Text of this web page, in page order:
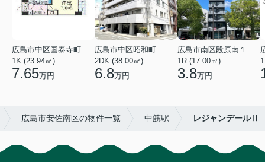
1K (23.94㎡)
7.65万円
広島市中区昭和町
2DK (38.00㎡)
6.8万円
1R (17.00㎡)
3.8万円
広島市安佐南区の物件一覧 中筋駅 レジャンデールⅡ